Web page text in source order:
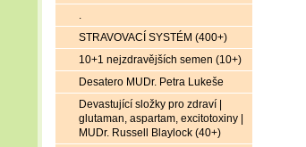
.
STRAVOVACÍ SYSTÉM (400+)
10+1 nejzdravějších semen (10+)
Desatero MUDr. Petra Lukeše
Devastující složky pro zdraví |
glutaman, aspartam, excitotoxiny |
MUDr. Russell Blaylock (40+)